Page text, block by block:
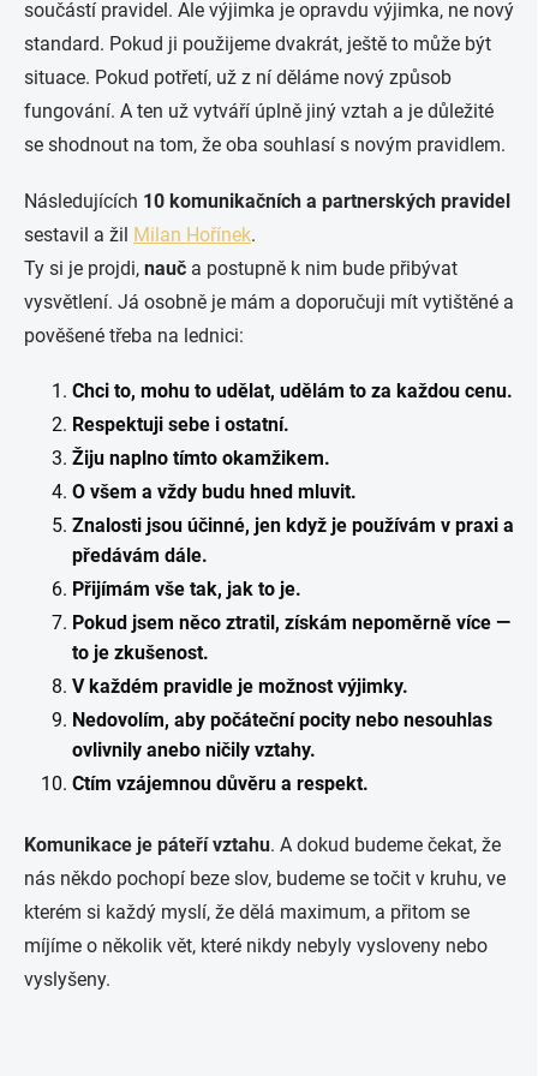
součástí pravidel. Ale výjimka je opravdu výjimka, ne nový
standard. Pokud ji použijeme dvakrát, ještě to může být
situace. Pokud potřetí, už z ní děláme nový způsob
fungování. A ten už vytváří úplně jiný vztah a je důležité
se shodnout na tom, že oba souhlasí s novým pravidlem.
Následujících 10 komunikačních a partnerských pravidel
sestavil a žil Milan Hořínek.
Ty si je projdi, nauč a postupně k nim bude přibývat
vysvětlení. Já osobně je mám a doporučuji mít vytištěné a
pověšené třeba na lednici:
Chci to, mohu to udělat, udělám to za každou cenu.
Respektuji sebe i ostatní.
Žiju naplno tímto okamžikem.
O všem a vždy budu hned mluvit.
Znalosti jsou účinné, jen když je používám v praxi a
předávám dále.
Přijímám vše tak, jak to je.
Pokud jsem něco ztratil, získám nepoměrně více —
to je zkušenost.
V každém pravidle je možnost výjimky.
Nedovolím, aby počáteční pocity nebo nesouhlas
ovlivnily anebo ničily vztahy.
Ctím vzájemnou důvěru a respekt.
Komunikace je páteří vztahu. A dokud budeme čekat, že
nás někdo pochopí beze slov, budeme se točit v kruhu, ve
kterém si každý myslí, že dělá maximum, a přitom se
míjíme o několik vět, které nikdy nebyly vysloveny nebo
vyslyšeny.